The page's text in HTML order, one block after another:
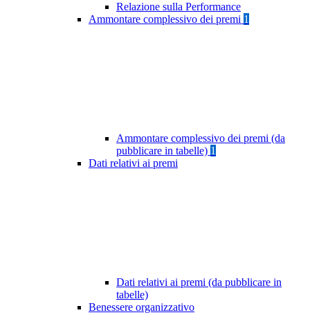
Relazione sulla Performance
Ammontare complessivo dei premi 1
Ammontare complessivo dei premi (da
pubblicare in tabelle) 1
Dati relativi ai premi
Dati relativi ai premi (da pubblicare in
tabelle)
Benessere organizzativo